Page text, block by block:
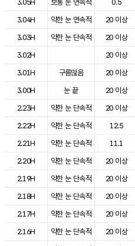
3.05H
보통 눈 연속적 0.5
3.04H
약한 눈 연속적 20 이상
3.03H
약한 눈 단속적 20 이상
3.02H
20 이상
3.01H
구름많음 20 이상
3.00H
눈 끝 20 이상
2.23H
약한 눈 단속적 20 이상
2.22H
약한 눈 단속적 12.5
2.21H
약한 눈 단속적 11.1
2.20H
약한 눈 단속적 20 이상
2.19H
약한 눈 단속적 20 이상
2.18H
약한 눈 단속적 20 이상
2.17H
약한 눈 단속적 20 이상
2.16H
약한 눈 단속적 20 이상